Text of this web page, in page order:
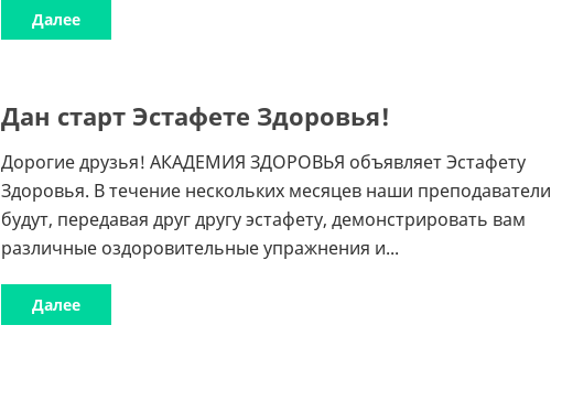
Далее
Дан старт Эстафете Здоровья!
Дорогие друзья! АКАДЕМИЯ ЗДОРОВЬЯ объявляет Эстафету
Здоровья. В течение нескольких месяцев наши преподаватели
будут, передавая друг другу эстафету, демонстрировать вам
различные оздоровительные упражнения и...
Далее